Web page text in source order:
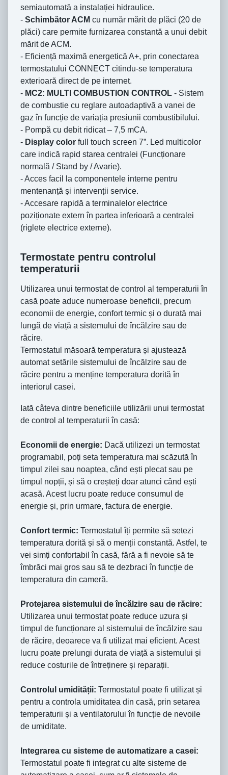
semiautomată a instalației hidraulice.
- Schimbător ACM cu număr mărit de plăci (20 de
plăci) care permite furnizarea constantă a unui debit
mărit de ACM.
- Eficiență maximă energetică A+, prin conectarea
termostatului CONNECT citindu-se temperatura
exterioară direct de pe internet.
- MC2: MULTI COMBUSTION CONTROL - Sistem
de combustie cu reglare autoadaptivă a vanei de
gaz în funcție de variația presiunii combustibilului.
- Pompă cu debit ridicat – 7,5 mCA.
- Display color full touch screen 7”. Led multicolor
care indică rapid starea centralei (Funcționare
normală / Stand by / Avarie).
- Acces facil la componentele interne pentru
mentenanță și intervenții service.
- Accesare rapidă a terminalelor electrice
poziționate extern în partea inferioară a centralei
(riglete electrice externe).
Termostate pentru controlul
temperaturii
Utilizarea unui termostat de control al temperaturii în
casă poate aduce numeroase beneficii, precum
economii de energie, confort termic și o durată mai
lungă de viață a sistemului de încălzire sau de
răcire.
Termostatul măsoară temperatura și ajustează
automat setările sistemului de încălzire sau de
răcire pentru a menține temperatura dorită în
interiorul casei.
Iată câteva dintre beneficiile utilizării unui termostat
de control al temperaturii în casă:
Economii de energie: Dacă utilizezi un termostat
programabil, poți seta temperatura mai scăzută în
timpul zilei sau noaptea, când ești plecat sau pe
timpul nopții, și să o creșteți doar atunci când ești
acasă. Acest lucru poate reduce consumul de
energie și, prin urmare, factura de energie.
Confort termic: Termostatul îți permite să setezi
temperatura dorită și să o menții constantă. Astfel, te
vei simți confortabil în casă, fără a fi nevoie să te
îmbrăci mai gros sau să te dezbraci în funcție de
temperatura din cameră.
Protejarea sistemului de încălzire sau de răcire:
Utilizarea unui termostat poate reduce uzura și
timpul de funcționare al sistemului de încălzire sau
de răcire, deoarece va fi utilizat mai eficient. Acest
lucru poate prelungi durata de viață a sistemului și
reduce costurile de întreținere și reparații.
Controlul umidității: Termostatul poate fi utilizat și
pentru a controla umiditatea din casă, prin setarea
temperaturii și a ventilatorului în funcție de nevoile
de umiditate.
Integrarea cu sisteme de automatizare a casei:
Termostatul poate fi integrat cu alte sisteme de